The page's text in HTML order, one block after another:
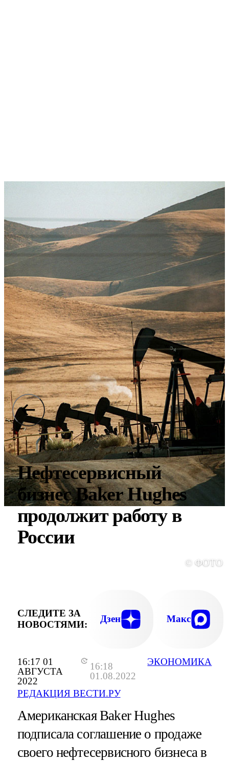
16:17 01
АВГУСТА
2022
16:18
01.08.2022
РЕДАКЦИЯ ВЕСТИ.РУ
ЭКОНОМИКА
Нефтесервисный
бизнес Baker Hughes
продолжит работу в
России
© ФОТО
СЛЕДИТЕ ЗА
НОВОСТЯМИ:
Дзен Макс
Американская Baker Hughes
подписала соглашение о продаже
своего нефтесервисного бизнеса в